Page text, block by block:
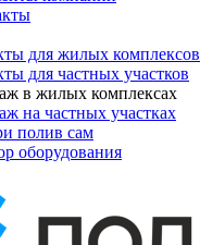
для жилых комплексов
для частных участков
в жилых комплексах
на частных участках
полив сам
оборудования